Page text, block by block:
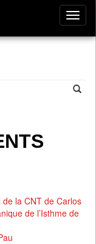
la CNT de Carlos
de l’Isthme de